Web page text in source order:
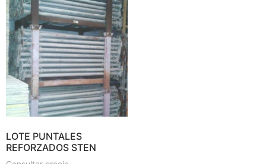
LOTE PUNTALES
REFORZADOS STEN